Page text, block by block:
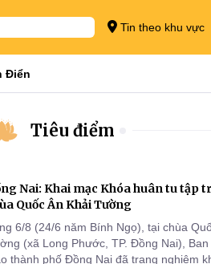
Tin theo khu vực
Điển
Tiêu điểm
Nai: Khai mạc Khóa huân tu tập
Quốc Ân Khải Tường
6/8 (24/6 năm Bính Ngọ), tại chùa
(xã Long Phước, TP. Đồng Nai),
thành phố Đồng Nai đã trang nghiêm